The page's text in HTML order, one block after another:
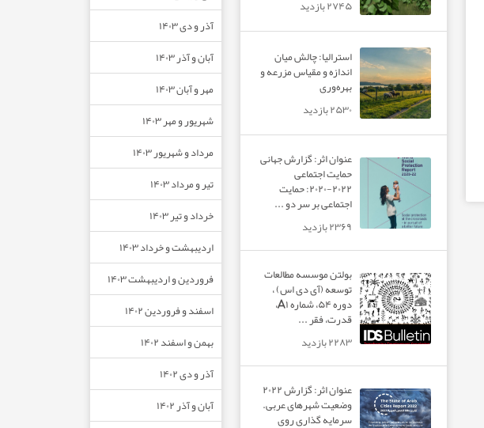
۲۷۴۵ بازدید
استرالیا: چالش میان
اندازه و مقیاس مزرعه و
بهره‌وری
۲۵۳۰ بازدید
عنوان اثر: گزارش جهانی
حمایت اجتماعی
۲۰۲۲-۲۰۲۰: حمایت
اجتماعی بر سر دو ...
۲۳۶۹ بازدید
بولتن موسسه مطالعات
توسعه (آی دی اس) ،
دوره ۵۴، شماره A۱،
قدرت، فقر ...
۲۲۸۳ بازدید
عنوان اثر: گزارش ۲۰۲۲
وضعیت شهرهای عربی.
سرمایه گذاری روی
آذر و دی ۱۴۰۳
آبان و آذر ۱۴۰۳
مهر و آبان ۱۴۰۳
شهریور و مهر ۱۴۰۳
مرداد و شهریور ۱۴۰۳
تیر و مرداد ۱۴۰۳
خرداد و تیر ۱۴۰۳
اردیبهشت و خرداد ۱۴۰۳
فروردین و اردیبهشت ۱۴۰۳
اسفند و فروردین ۱۴۰۲
بهمن و اسفند ۱۴۰۲
آذر و دی ۱۴۰۲
آبان و آذر ۱۴۰۲